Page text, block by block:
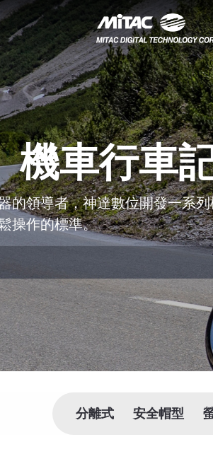
視訊
型行車記錄器 車載視訊解決方案
記錄器
用 機車用
導航 越野導航 Cyclo自行車導航
式系統
級主機板
級觸控螢幕電腦
手持行動裝置
服務機
照明
機車行車
的領導者，神達數位開發一系
操作的標準。
分離式 安全帽型